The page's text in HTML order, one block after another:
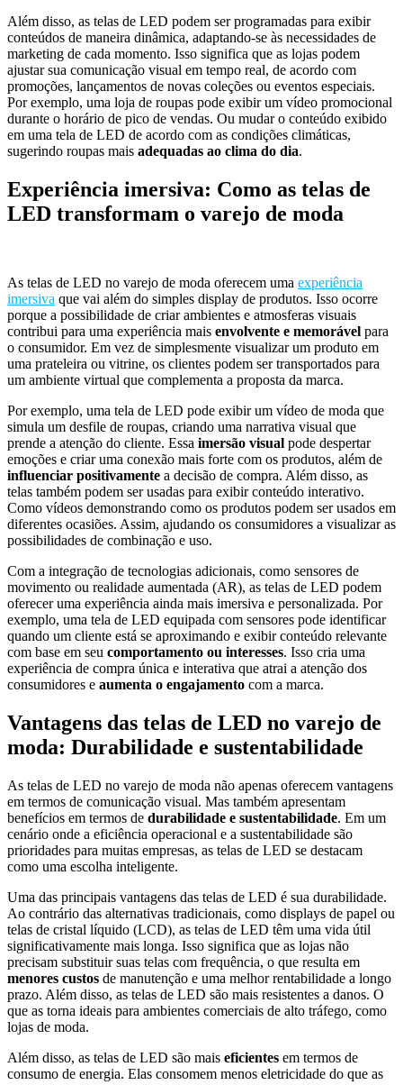
Além disso, as telas de LED podem ser programadas para exibir
conteúdos de maneira dinâmica, adaptando-se às necessidades de
marketing de cada momento. Isso significa que as lojas podem
ajustar sua comunicação visual em tempo real, de acordo com
promoções, lançamentos de novas coleções ou eventos especiais.
Por exemplo, uma loja de roupas pode exibir um vídeo promocional
durante o horário de pico de vendas. Ou mudar o conteúdo exibido
em uma tela de LED de acordo com as condições climáticas,
sugerindo roupas mais adequadas ao clima do dia.
Experiência imersiva: Como as telas de
LED transformam o varejo de moda
As telas de LED no varejo de moda oferecem uma experiência
imersiva que vai além do simples display de produtos. Isso ocorre
porque a possibilidade de criar ambientes e atmosferas visuais
contribui para uma experiência mais envolvente e memorável para
o consumidor. Em vez de simplesmente visualizar um produto em
uma prateleira ou vitrine, os clientes podem ser transportados para
um ambiente virtual que complementa a proposta da marca.
Por exemplo, uma tela de LED pode exibir um vídeo de moda que
simula um desfile de roupas, criando uma narrativa visual que
prende a atenção do cliente. Essa imersão visual pode despertar
emoções e criar uma conexão mais forte com os produtos, além de
influenciar positivamente a decisão de compra. Além disso, as
telas também podem ser usadas para exibir conteúdo interativo.
Como vídeos demonstrando como os produtos podem ser usados em
diferentes ocasiões. Assim, ajudando os consumidores a visualizar as
possibilidades de combinação e uso.
Com a integração de tecnologias adicionais, como sensores de
movimento ou realidade aumentada (AR), as telas de LED podem
oferecer uma experiência ainda mais imersiva e personalizada. Por
exemplo, uma tela de LED equipada com sensores pode identificar
quando um cliente está se aproximando e exibir conteúdo relevante
com base em seu comportamento ou interesses. Isso cria uma
experiência de compra única e interativa que atrai a atenção dos
consumidores e aumenta o engajamento com a marca.
Vantagens das telas de LED no varejo de
moda: Durabilidade e sustentabilidade
As telas de LED no varejo de moda não apenas oferecem vantagens
em termos de comunicação visual. Mas também apresentam
benefícios em termos de durabilidade e sustentabilidade. Em um
cenário onde a eficiência operacional e a sustentabilidade são
prioridades para muitas empresas, as telas de LED se destacam
como uma escolha inteligente.
Uma das principais vantagens das telas de LED é sua durabilidade.
Ao contrário das alternativas tradicionais, como displays de papel ou
telas de cristal líquido (LCD), as telas de LED têm uma vida útil
significativamente mais longa. Isso significa que as lojas não
precisam substituir suas telas com frequência, o que resulta em
menores custos de manutenção e uma melhor rentabilidade a longo
prazo. Além disso, as telas de LED são mais resistentes a danos. O
que as torna ideais para ambientes comerciais de alto tráfego, como
lojas de moda.
Além disso, as telas de LED são mais eficientes em termos de
consumo de energia. Elas consomem menos eletricidade do que as